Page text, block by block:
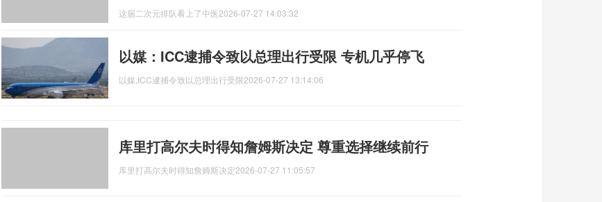
这届二次元排队看上了中医2026-07-27 14:03:32
以媒：ICC逮捕令致以总理出行受限 专机几乎停飞
以媒,ICC逮捕令致以总理出行受限2026-07-27 13:14:06
库里打高尔夫时得知詹姆斯决定 尊重选择继续前行
库里打高尔夫时得知詹姆斯决定2026-07-27 11:05:57